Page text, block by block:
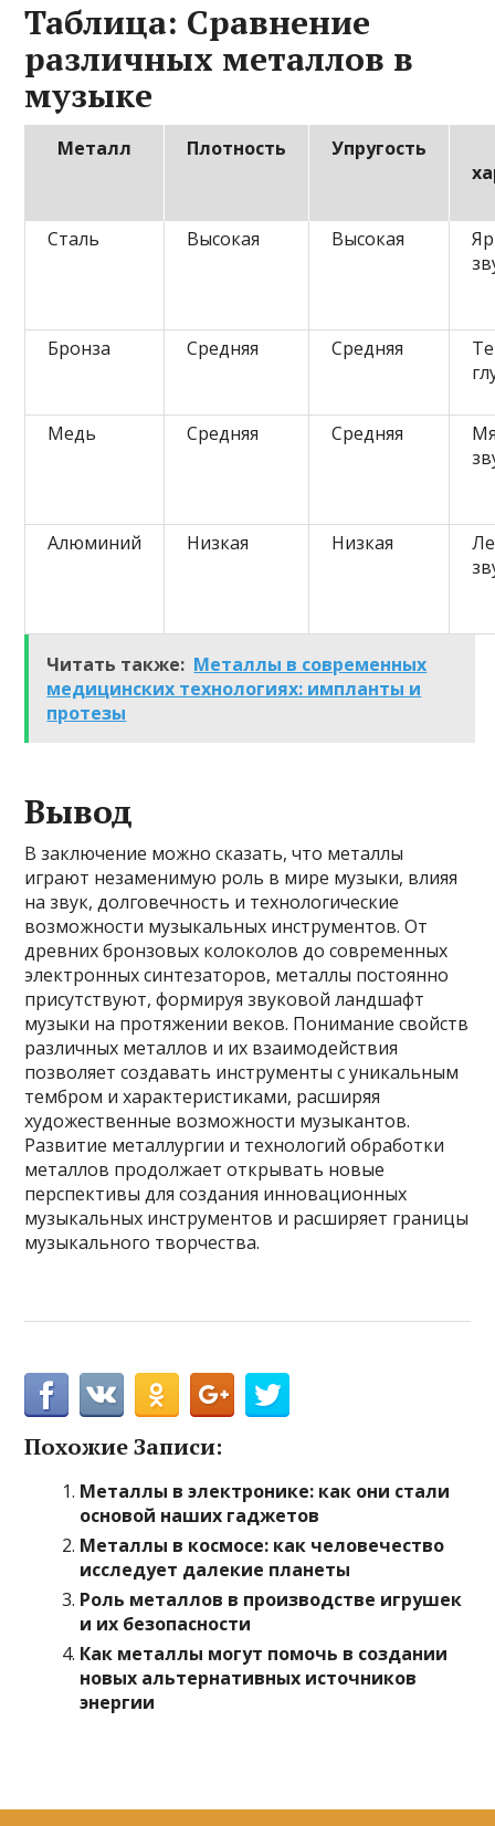
Таблица: Сравнение
различных металлов в
музыке
Металл Плотность
Упругость
Сталь Высокая Высокая
Бронза Средняя Средняя
Медь Средняя Средняя
Алюминий Низкая Низкая
Читать также: Металлы в современных
медицинских технологиях: импланты и
протезы
Вывод
В заключение можно сказать, что металлы
играют незаменимую роль в мире музыки, влияя
на звук, долговечность и технологические
возможности музыкальных инструментов. От
древних бронзовых колоколов до современных
электронных синтезаторов, металлы постоянно
присутствуют, формируя звуковой ландшафт
музыки на протяжении веков. Понимание свойств
различных металлов и их взаимодействия
позволяет создавать инструменты с уникальным
тембром и характеристиками, расширяя
художественные возможности музыкантов.
Развитие металлургии и технологий обработки
металлов продолжает открывать новые
перспективы для создания инновационных
музыкальных инструментов и расширяет границы
музыкального творчества.
Похожие Записи:
Металлы в электронике: как они стали
основой наших гаджетов
Металлы в космосе: как человечество
исследует далекие планеты
Роль металлов в производстве игрушек
и их безопасности
Как металлы могут помочь в создании
новых альтернативных источников
энергии